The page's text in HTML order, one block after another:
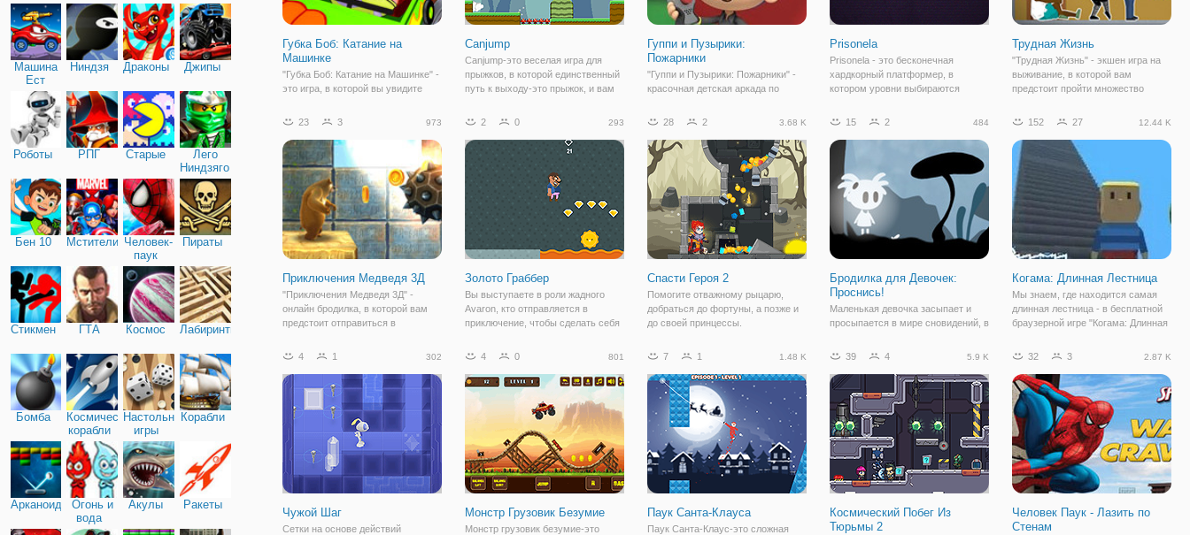
Машина
Ест
Машину
Ниндзя Драконы Джипы
Роботы РПГ Старые
Лего
Ниндзяго
Бен 10 Мстители Человек-
паук
Пираты
Стикмен ГТА Космос Лабиринты
Бомба
Космические
корабли
Настольные
игры
Корабли
Арканоид
Огонь и
вода
Акулы Ракеты
Губка Боб: Катание на
Машинке
"Губка Боб: Катание на Машинке" -
это игра, в которой вы увидите
машинки. А вы любите ездить на
Особенно, когда вы едите на
американских горках и ловите
острые
Canjump
Canjump-это веселая игра для
прыжков, в которой единственный
путь к выходу-это прыжок, и вам
время. Неправильный прыжок
вернетесь и повторите это снова,
или,
Гуппи и Пузырики:
Пожарники
"Гуппи и Пузырики: Пожарники" -
красочная детская аркада по
Пузырики. Здесь вы поможете
только пожары, но и злого дракона,
из-за которого они и начались. По
Prisonela
Prisonela - это бесконечная
хардкорный платформер, в
котором уровни выбираются
заключение не может быть таким
дикий конкурс, где наградой будет
ваша жизнь! Вам
Трудная Жизнь
"Трудная Жизнь" - экшен игра на
выживание, в которой вам
предстоит пройти множество
заключается в том, что под вашим
персонажи, которым нужно помочь
пройти до финиша,
23 3 973
Приключения Медведя 3Д
"Приключения Медведя 3Д" -
онлайн бродилка, в которой вам
предстоит отправиться в
игры заключается в том, чтобы
своей подружки. И для этого,
нужно пройти через
2 0 293
Золото Граббер
Вы выступаете в роли жадного
Avaron, кто отправляется в
приключение, чтобы сделать себя
купить огромный новый замок
врагов, избегайте сложных
препятствий и
28 2 3.68 K
Спасти Героя 2
Помогите отважному рыцарю,
добраться до фортуны, а позже и
до своей принцессы.
другой, не позволяйте лаве ранить
заставляйте все драгоценные
камни падать рядом с ним.
15 2 484
Бродилка для Девочек:
Проснись!
Маленькая девочка засыпает и
просыпается в мире сновидений, в
Девочек: Проснись!". Теперь она
месте, в окружении темных
скульптур и мрачного антуража.
Чтобы выбраться
152 27 12.44 K
Когама: Длинная Лестница
Мы знаем, где находится самая
длинная лестница - в бесплатной
браузерной игре "Когама: Длинная
перемещаемся в знакомый мир
управлением будет человечек с
угловатыми формами. Вам
4 1 302
Чужой Шаг
Сетки на основе действий
4 0 801
Монстр Грузовик Безумие
Монстр грузовик безумие-это
7 1 1.48 K
Паук Санта-Клауса
Паук Санта-Клаус-это сложная
39 4 5.9 K
Космический Побег Из
Тюрьмы 2
32 3 2.87 K
Человек Паук - Лазить по
Стенам